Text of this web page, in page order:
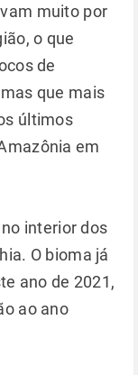
muito por
o que
de
que mais
últimos
em
interior dos
O bioma já
ano de 2021,
ao ano